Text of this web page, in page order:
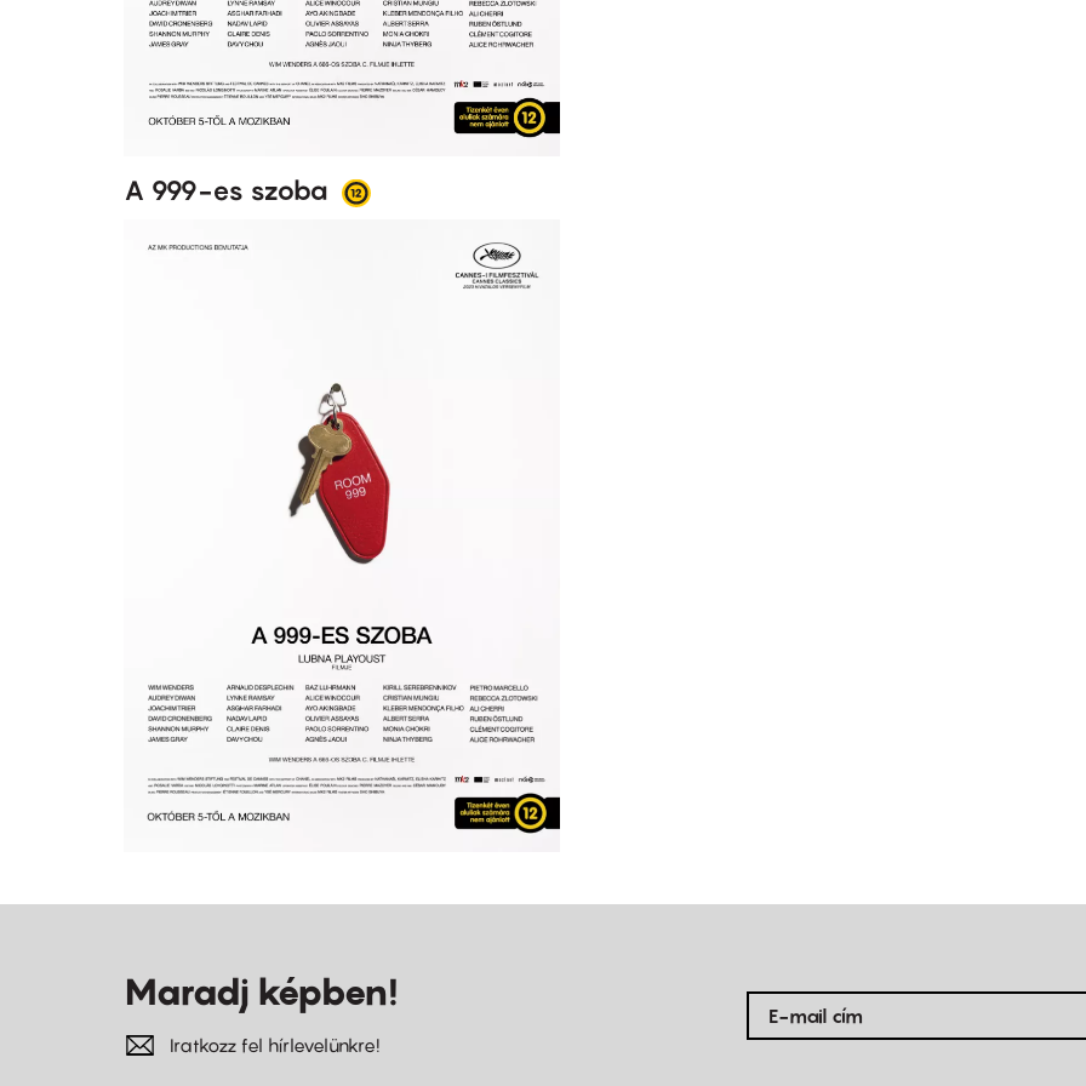
A 999-es szoba
Maradj képben!
Iratkozz fel hírlevelünkre!